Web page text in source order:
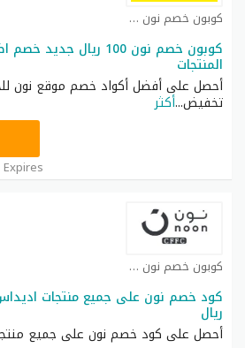
كوبون خصم نون مصر كوبون
كوبون خصم نون 100 ريال
المنتجات
أحصل على أفضل أكواد خصم موقع نون
تخفيض...أكثر
كوبون خصم نون كوبون
ريال
أحصل على كود خصم نون على جميع